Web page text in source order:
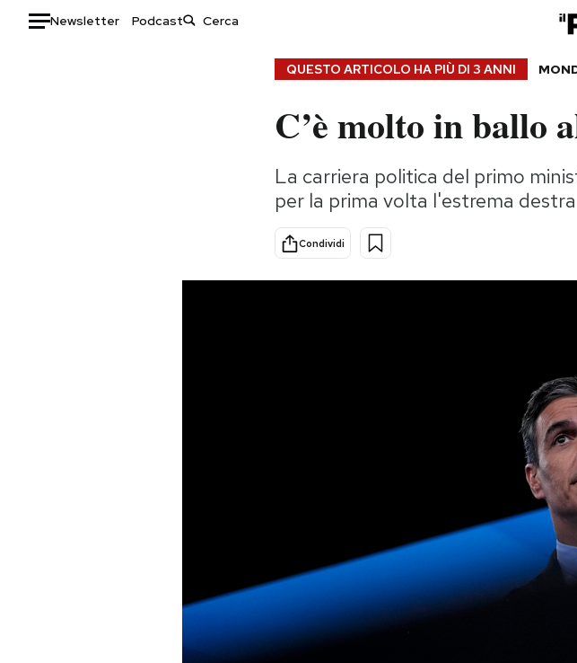
Newsletter Podcast
Consumismi
Storie/Idee
Ok Boomer!
Media
QUESTO ARTICOLO HA PIÙ DI 3 ANNI
C’è molto in ballo
La carriera politica del primo
per la prima volta l'estrema
Condividi